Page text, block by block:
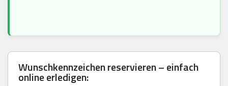
Wunschkennzeichen reservieren – einfach
online erledigen: